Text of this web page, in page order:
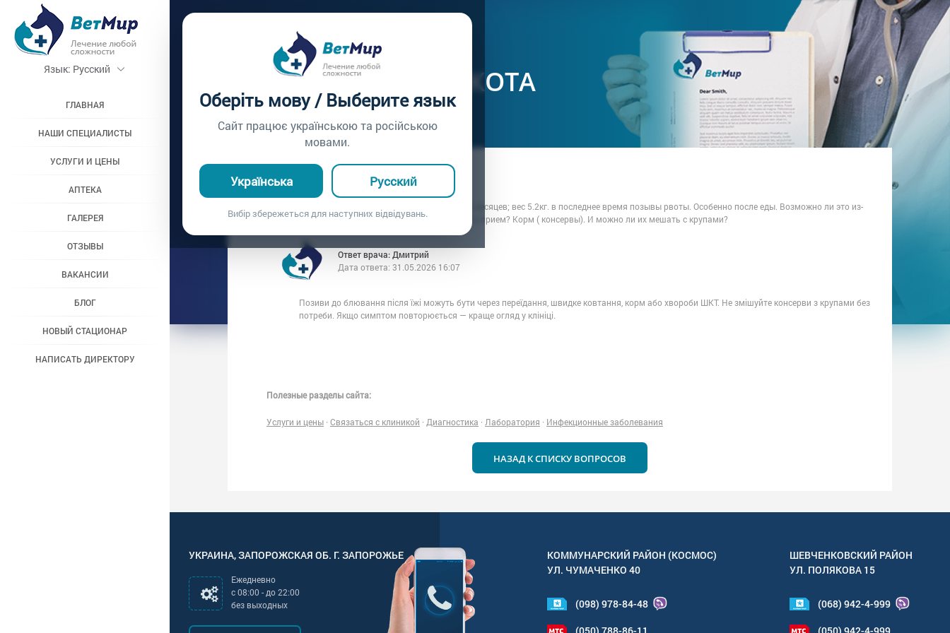
Оберіть мову / Выберите язык
Сайт працює українською та російською
мовами.
Українська Русский
Вибір збережеться для наступних відвідувань.
Язык: Русский
ГЛАВНАЯ
НАШИ СПЕЦИАЛИСТЫ
УСЛУГИ И ЦЕНЫ
АПТЕКА
ГАЛЕРЕЯ
ОТЗЫВЫ
ВАКАНСИИ
БЛОГ
НОВЫЙ СТАЦИОНАР
НАПИСАТЬ ДИРЕКТОРУ
Вопросы врачу /
ПОЗЫВЫ РВОТЫ У КОТА
Вопрос врачу №297
Вопрос владельца: Юлия
Дата вопроса:
05.04.2023 19:11
Добрый вечер! Подскажите пожалуйста, у кота 1.6 месяцев; вес 5.2кг. в последнее время позывы рвоты. Особенно после еды. Возможно ли это из-
за переедания? Какая норма по количеству на один прием? Корм ( консервы). И можно ли их мешать с крупами?
Ответ врача: Дмитрий
Дата ответа: 31.05.2026 16:07
Позиви до блювання після їжі можуть бути через переїдання, швидке ковтання, корм або хвороби ШКТ. Не змішуйте консерви з крупами без
потреби. Якщо симптом повторюється — краще огляд у клініці.
Полезные разделы сайта:
Услуги и цены · Связаться с клиникой · Диагностика · Лаборатория · Инфекционные заболевания
НАЗАД К СПИСКУ ВОПРОСОВ
УКРАИНА,ЗАПОРОЖСКАЯ ОБ. Г. ЗАПОРОЖЬЕ
Ежедневно
с08:00 - до22:00
без выходных
КОММУНАРСКИЙ РАЙОН (КОСМОС)
УЛ. ЧУМАЧЕНКО 40
(098) 978-84-48
ШЕВЧЕНКОВСКИЙ РАЙОН
УЛ. ПОЛЯКОВА 15
(068) 942-4-999